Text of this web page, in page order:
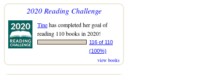
2020 Reading Challenge
Tinehas completed her goal of
reading 110 books in 2020!
116 of 110
(100%)
view books